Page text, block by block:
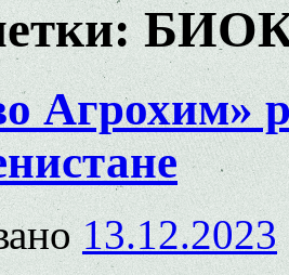
Агрохим»
13.12.2023